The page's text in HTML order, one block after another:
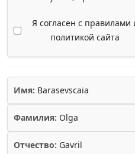
Я согласен с правилами
политикой сайта
Имя: Barasevscaia
Фамилия: Olga
Отчество: Gavril